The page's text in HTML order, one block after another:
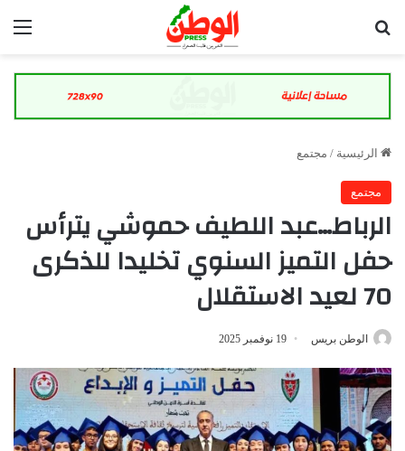
الرئيسية / مجتمع
مجتمع
الرباط…عبد اللطيف حموشي يترأس
حفل التميز السنوي تخليدا للذكرى
70 لعيد الاستقلال
الوطن بريس 19 نوفمبر 2025